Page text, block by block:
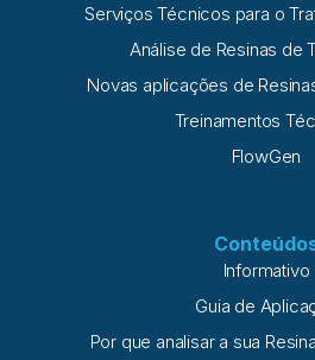
Serviços Técnicos para o
Análise de Resinas de
Novas aplicações de
Treinamentos
FlowGen
Informativo
Guia de
Por que analisar a sua